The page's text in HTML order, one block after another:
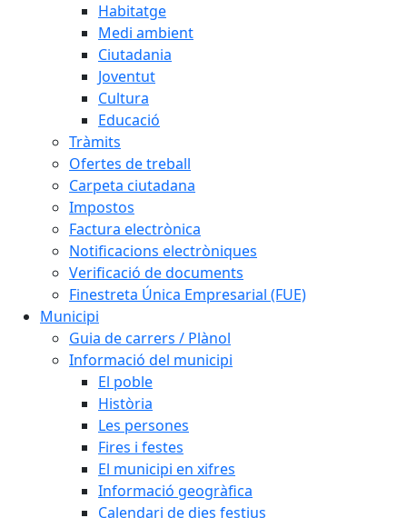
Habitatge
Medi ambient
Ciutadania
Joventut
Cultura
Educació
Tràmits
Ofertes de treball
Carpeta ciutadana
Impostos
Factura electrònica
Notificacions electròniques
Verificació de documents
Finestreta Única Empresarial (FUE)
Municipi
Guia de carrers / Plànol
Informació del municipi
El poble
Història
Les persones
Fires i festes
El municipi en xifres
Informació geogràfica
Calendari de dies festius